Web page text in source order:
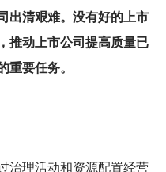
出清艰难。没有好的上市
推动上市公司提高质量已
重要任务。
治理活动和资源配置经营